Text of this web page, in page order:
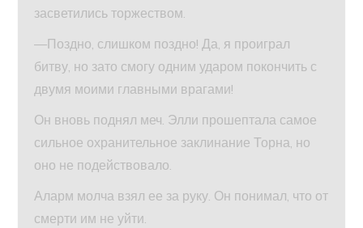
засветились торжеством.
—Поздно, слишком поздно! Да, я проиграл
битву, но зато смогу одним ударом покончить с
двумя моими главными врагами!
Он вновь поднял меч. Элли прошептала самое
сильное охранительное заклинание Торна, но
оно не подействовало.
Аларм молча взял ее за руку. Он понимал, что от
смерти им не уйти.